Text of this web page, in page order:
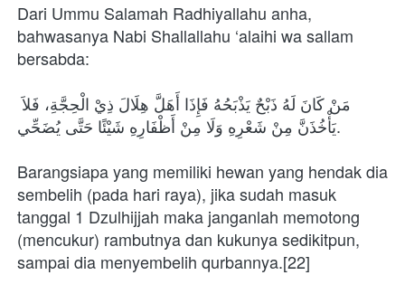
Dari Ummu Salamah Radhiyallahu anha,
bahwasanya Nabi Shallallahu ‘alaihi wa sallam
bersabda:
مَنْ كَانَ لَهُ ذَبْحٌ يَذْبَحُهُ فَإِذَا أَهَلَّ هِلَالَ ذِيْ الْحِجَّةِ، فَلاَ
يَأْخُذَنَّ مِنْ شَعْرِهِ وَلَا مِنْ أَظْفَارِهِ شَيْئًا حَتَّى يُضَحِّي.
Barangsiapa yang memiliki hewan yang hendak dia
sembelih (pada hari raya), jika sudah masuk
tanggal 1 Dzulhijjah maka janganlah memotong
(mencukur) rambutnya dan kukunya sedikitpun,
sampai dia menyembelih qurbannya.[22]